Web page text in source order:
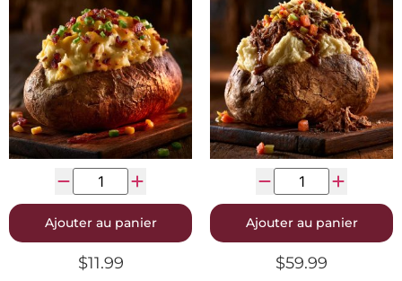
$11.99
Ajouter au panier
$59.99
Ajouter au panier